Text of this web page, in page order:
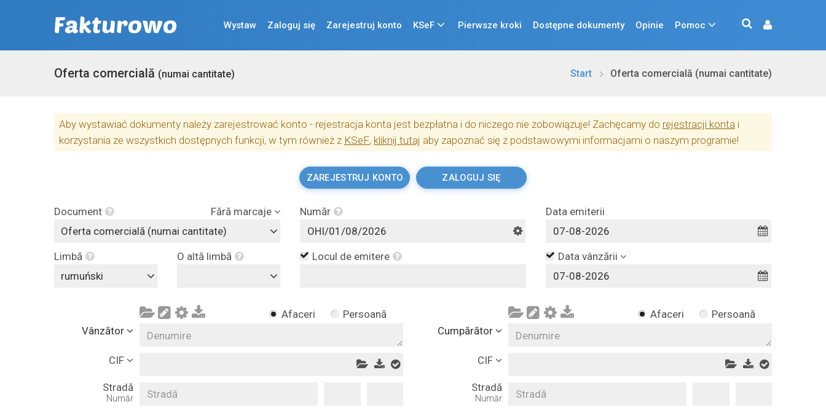
Wystaw Zaloguj się Zarejestruj konto KSeF Pierwsze kroki Dostępne dokumenty Opinie Pomoc
Oferta comercială (numai cantitate) Start Oferta comercială (numai cantitate)
Aby wystawiać dokumenty należy zarejestrować konto - rejestracja konta jest bezpłatna i do niczego nie zobowiązuje! Zachęcamy do rejestracji konta i
korzystania ze wszystkich dostępnych funkcji, w tym również z KSeF, kliknij tutaj aby zapoznać się z podstawowymi informacjami o naszym programie!
ZAREJESTRUJ KONTO ZALOGUJ SIĘ
Document
Fără marcaje
Oferta comercială (numai cantitate)
Număr Data emiterii
Limbă
rumuński
O altă limbă Locul de emitere Data vânzării
Afaceri
Persoană
Vânzător
CIF
Stradă
Număr
Afaceri
Persoană
Cumpărător
CIF
Stradă
Număr